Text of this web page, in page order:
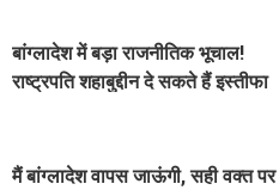
बांग्लादेश में बड़ा राजनीतिक भूचाल!
राष्ट्रपति शहाबुद्दीन दे सकते हैं इस्तीफा
मैं बांग्लादेश वापस जाऊंगी, सही वक्त पर